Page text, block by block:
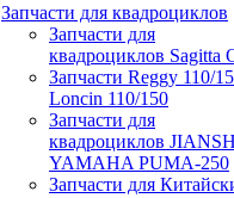
Запчасти для квадроциклов
Запчасти для
квадроциклов Sagitta
Запчасти Reggy 110/
Loncin 110/150
Запчасти для
квадроциклов
YAMAHA PUMA-250
Запчасти для